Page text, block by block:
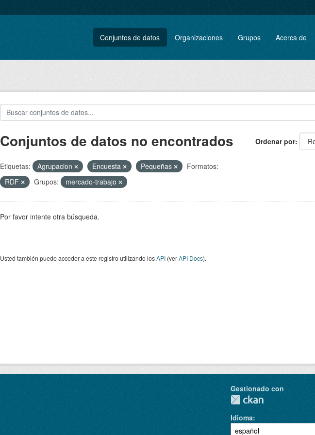
Conjuntos de datos Organizaciones Grupos Acerca de
Ordenar por
Conjuntos de datos no encontrados
Etiquetas: Agrupacion Encuesta Pequeñas
Formatos:
RDF
Grupos: mercado-trabajo
Por favor intente otra búsqueda.
Usted también puede acceder a este registro utilizando losAPI(verAPI Docs).
Gestionado con
Idioma